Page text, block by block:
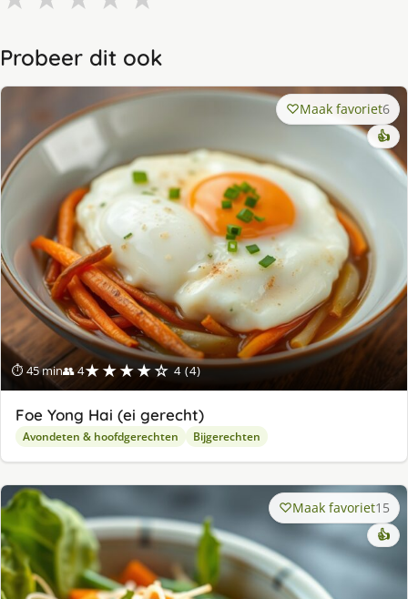
Probeer dit ook
⏱ 45 min👥 4★★★★☆ 4 (4)
Maak favoriet6
👍
Foe Yong Hai (ei gerecht)
Avondeten & hoofdgerechten Bijgerechten
Maak favoriet15
👍